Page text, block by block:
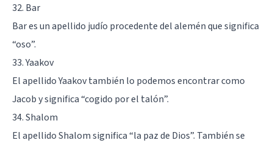
32. Bar
Bar es un apellido judío procedente del alemén que significa
“oso”.
33. Yaakov
El apellido Yaakov también lo podemos encontrar como
Jacob y significa “cogido por el talón”.
34. Shalom
El apellido Shalom significa “la paz de Dios”. También se